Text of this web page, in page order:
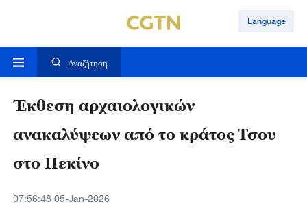
Language
Αναζήτηση
Έκθεση αρχαιολογικών
ανακαλύψεων από το κράτος Τσου
στο Πεκίνο
07:56:48 05-Jan-2026